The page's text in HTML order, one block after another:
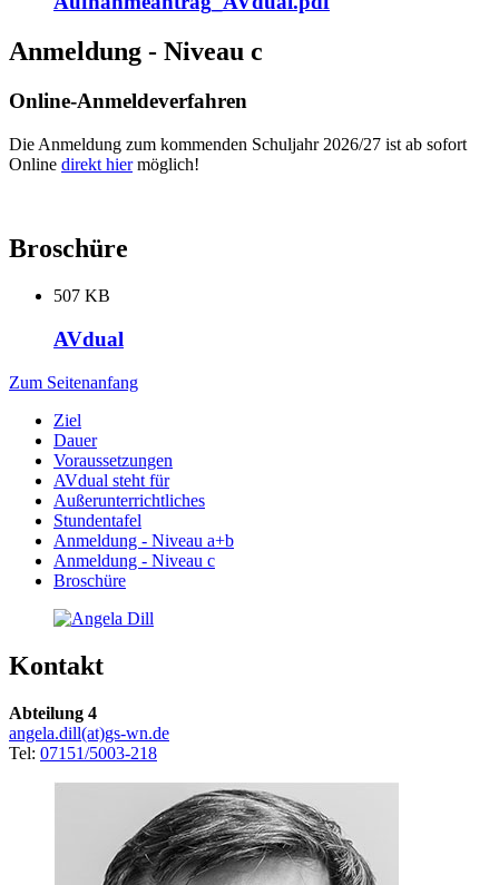
Anmeldung - Niveau c
Online-Anmeldeverfahren
Die Anmeldung zum kommenden Schuljahr 2026/27 ist ab sofort
Online direkt hiermöglich!
Broschüre
507 KB
AVdual
Zum Seitenanfang
Ziel
Dauer
Voraussetzungen
AVdual steht für
Außerunterrichtliches
Stundentafel
Anmeldung - Niveau a+b
Anmeldung - Niveau c
Broschüre
Kontakt
Abteilung 4
angela.dill(at)gs-wn.de
Tel: 07151/5003-218